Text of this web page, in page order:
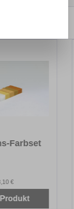
Farbset
€